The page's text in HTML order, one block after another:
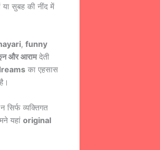
सुबह की नींद में
, funny
और आरामदेती
का एहसास
सिर्फ व्यक्तिगत
यहां original